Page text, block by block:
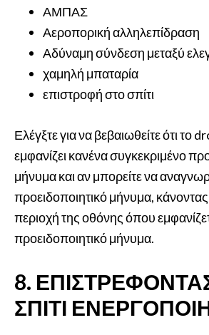
ΑΜΠΑΣ
Αεροπορική αλληλεπίδραση
Αδύναμη σύνδεση μεταξύ
χαμηλή μπαταρία
επιστροφή στο σπίτι
Ελέγξτε για να βεβαιωθείτε ότι το
εμφανίζει κανένα συγκεκριμένο
μήνυμα και αν μπορείτε να
προειδοποιητικό μήνυμα,
περιοχή της οθόνης όπου
προειδοποιητικό μήνυμα.
8.
ΣΠΊΤΙ